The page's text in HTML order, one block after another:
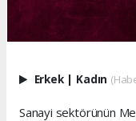
Erkek | Kadın
Sanayi sektörünün